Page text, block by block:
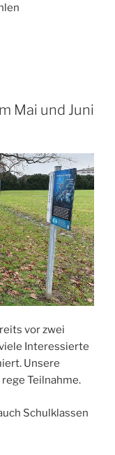
Mai und Juni
vor zwei
Interessierte
Unsere
Teilnahme.
Schulklassen